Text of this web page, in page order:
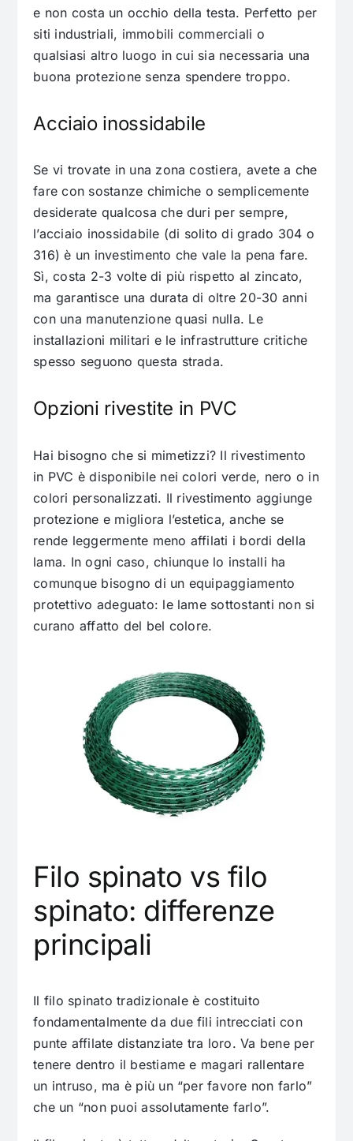
e non costa un occhio della testa. Perfetto per
siti industriali, immobili commerciali o
qualsiasi altro luogo in cui sia necessaria una
buona protezione senza spendere troppo.
Acciaio inossidabile
Se vi trovate in una zona costiera, avete a che
fare con sostanze chimiche o semplicemente
desiderate qualcosa che duri per sempre,
l’acciaio inossidabile (di solito di grado 304 o
316) è un investimento che vale la pena fare.
Sì, costa 2-3 volte di più rispetto al zincato,
ma garantisce una durata di oltre 20-30 anni
con una manutenzione quasi nulla. Le
installazioni militari e le infrastrutture critiche
spesso seguono questa strada.
Opzioni rivestite in PVC
Hai bisogno che si mimetizzi? Il rivestimento
in PVC è disponibile nei colori verde, nero o in
colori personalizzati. Il rivestimento aggiunge
protezione e migliora l’estetica, anche se
rende leggermente meno affilati i bordi della
lama. In ogni caso, chiunque lo installi ha
comunque bisogno di un equipaggiamento
protettivo adeguato: le lame sottostanti non si
curano affatto del bel colore.
Filo spinato vs filo
spinato: differenze
principali
Il filo spinato tradizionale è costituito
fondamentalmente da due fili intrecciati con
punte affilate distanziate tra loro. Va bene per
tenere dentro il bestiame e magari rallentare
un intruso, ma è più un “per favore non farlo”
che un “non puoi assolutamente farlo”.